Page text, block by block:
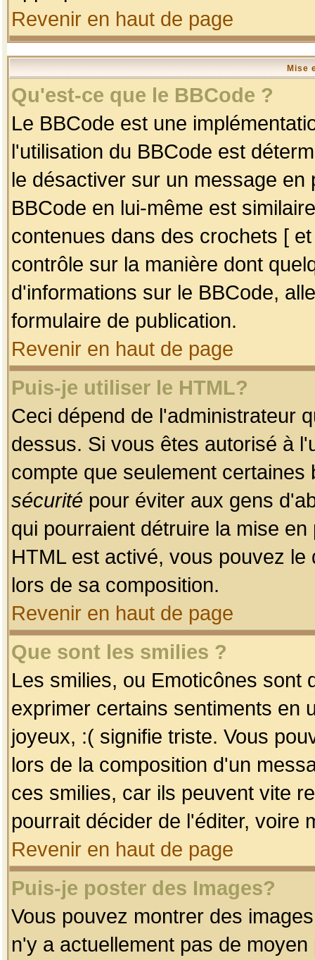
Revenir en haut de page
Mise
Qu'est-ce que le BBCode ?
Le BBCode est une
l'utilisation du BBCode est
le désactiver sur un message
BBCode en lui-même est
contenues dans des crochets [
contrôle sur la manière dont
d'informations sur le BBCode,
formulaire de publication.
Revenir en haut de page
Puis-je utiliser le HTML?
Ceci dépend de l'administrateur
dessus. Si vous êtes autorisé à
compte que seulement
sécurité pour éviter aux gens
qui pourraient détruire la mise
HTML est activé, vous pouvez
lors de sa composition.
Revenir en haut de page
Que sont les smilies ?
Les smilies, ou Emoticônes sont
exprimer certains sentiments en
joyeux, :( signifie triste. Vous
lors de la composition d'un
ces smilies, car ils peuvent vite
pourrait décider de l'éditer, voire
Revenir en haut de page
Puis-je poster des Images?
Vous pouvez montrer des
n'y a actuellement pas de